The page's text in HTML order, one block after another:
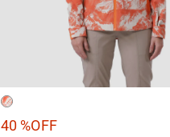
40 %OFF